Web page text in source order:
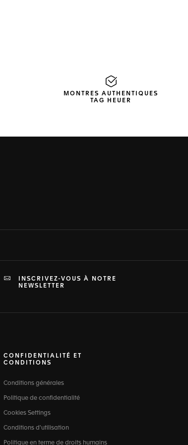
MONTRES AUTHENTIQUES
TAG HEUER
INSCRIVEZ-VOUS À NOTRE
NEWSLETTER
CONFIDENTIALITÉ ET
CONDITIONS
Conditions générales
Politique de confidentialité
Cookies Settings
Conditions d'utilisation
Politique en terme de droits humains